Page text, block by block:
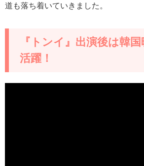
道も落ち着いていきました。
『トンイ』出演後は韓
活躍！